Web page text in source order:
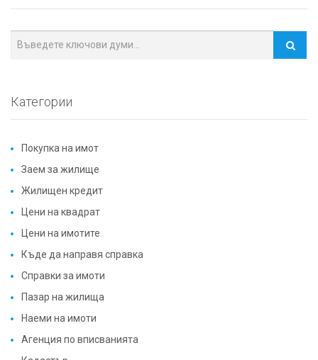
Категории
Покупка на имот
Заем за жилище
Жилищен кредит
Цени на квадрат
Цени на имотите
Къде да направя справка
Справки за имоти
Пазар на жилища
Наеми на имоти
Агенция по вписванията